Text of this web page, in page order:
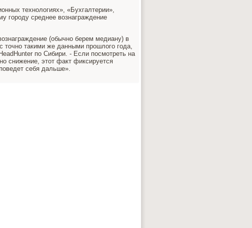
технологиях», «Бухгалтерии»,
городу среднее вознаграждение
(обычно берем медиану) в
такими же данными прошлого года,
по Сибири. - Если посмотреть на
снижение, этот факт фиксируется
себя дальше».